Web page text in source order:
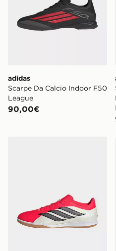
adidas
Scarpe Da Calcio Indoor F50
League
90,00€